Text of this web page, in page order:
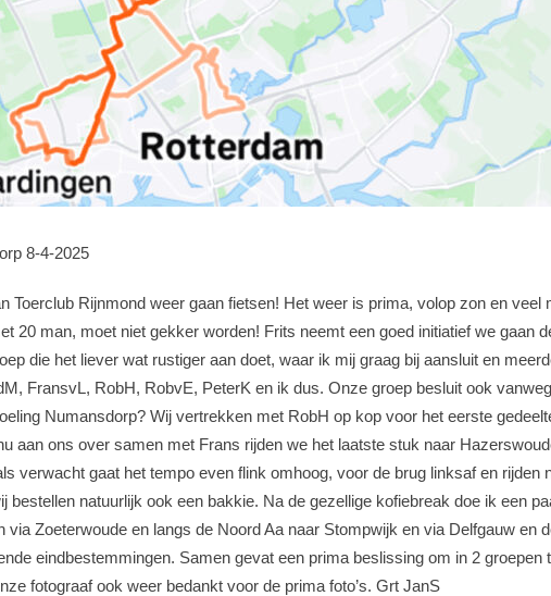
8-4-2025
Toerclub Rijnmond weer gaan fietsen! Het weer is prima, volop zon en veel
20 man, moet niet gekker worden! Frits neemt een goed initiatief we gaan
die het liever wat rustiger aan doet, waar ik mij graag bij aansluit en
FransvL, RobH, RobvE, PeterK en ik dus. Onze groep besluit ook
Numansdorp? Wij vertrekken met RobH op kop voor het eerste
aan ons over samen met Frans rijden we het laatste stuk naar
verwacht gaat het tempo even flink omhoog, voor de brug linksaf en rijden
bestellen natuurlijk ook een bakkie. Na de gezellige kofiebreak doe ik een
Zoeterwoude en langs de Noord Aa naar Stompwijk en via Delfgauw en
eindbestemmingen. Samen gevat een prima beslissing om in 2 groepen
fotograaf ook weer bedankt voor de prima foto’s. Grt JanS